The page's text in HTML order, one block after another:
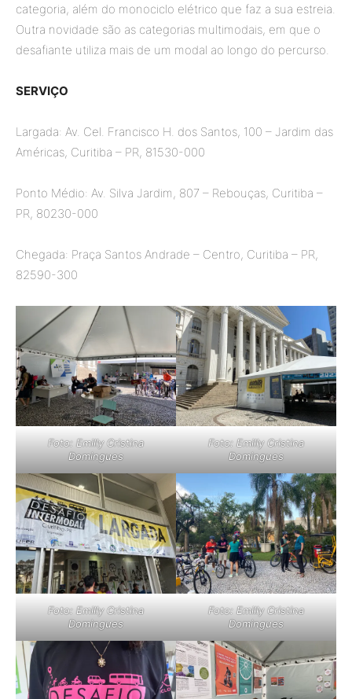
categoria, além do monociclo elétrico que faz a sua estreia.
Outra novidade são as categorias multimodais, em que o
desafiante utiliza mais de um modal ao longo do percurso.
SERVIÇO
Largada: Av. Cel. Francisco H. dos Santos, 100 – Jardim das
Américas, Curitiba – PR, 81530-000
Ponto Médio: Av. Silva Jardim, 807 – Rebouças, Curitiba –
PR, 80230-000
Chegada: Praça Santos Andrade – Centro, Curitiba – PR,
82590-300
Foto:Emilly Cristina
Domingues
Foto: Emilly Cristina
Domingues
Foto: Emilly Cristina
Domingues
Foto: Emilly Cristina
Domingues